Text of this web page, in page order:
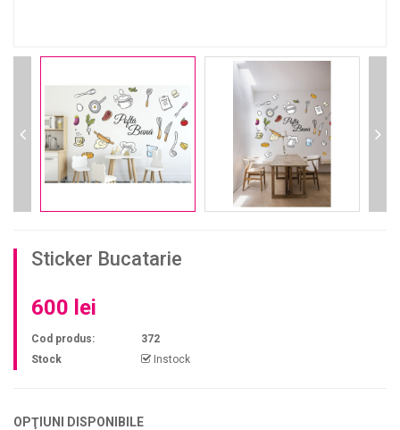
Sticker Bucatarie
600 lei
Cod produs:
372
Stock
Instock
OPŢIUNI DISPONIBILE